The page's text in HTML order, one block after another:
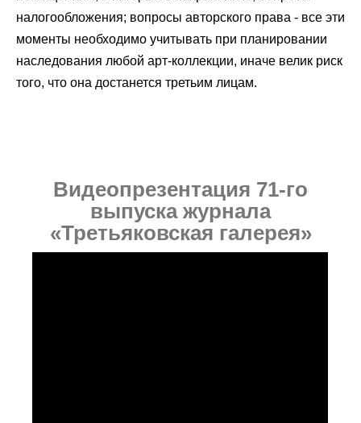
налогообложения; вопросы авторского права - все эти
моменты необходимо учитывать при планировании
наследования любой арт-коллекции, иначе велик риск
того, что она достанется третьим лицам.
Видеопрезентация 71-го
выпуска журнала
«Третьяковская галерея»